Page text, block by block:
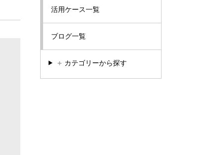
活用ケース一覧
ブログ一覧
＋ カテゴリーから探す